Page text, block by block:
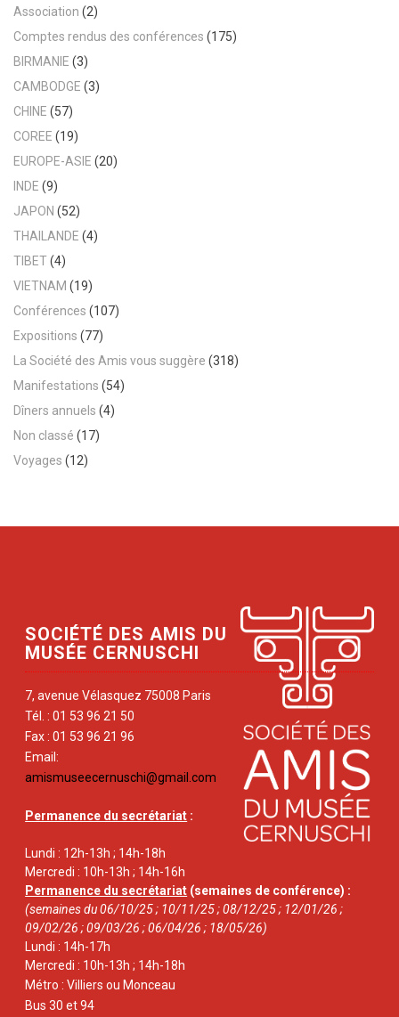
Association (2)
Comptes rendus des conférences (175)
BIRMANIE (3)
CAMBODGE (3)
CHINE (57)
COREE (19)
EUROPE-ASIE (20)
INDE (9)
JAPON (52)
THAILANDE (4)
TIBET(4)
VIETNAM (19)
Conférences (107)
Expositions (77)
La Société des Amis vous suggère (318)
Manifestations (54)
Dîners annuels (4)
Non classé (17)
Voyages (12)
SOCIÉTÉ DES AMIS DU
MUSÉE CERNUSCHI
7, avenue Vélasquez 75008 Paris
Tél. : 01 53 96 21 50
Fax : 01 53 96 21 96
Email:
amismuseecernuschi@gmail.com
Permanence du secrétariat :
Lundi : 12h-13h ; 14h-18h
Mercredi : 10h-13h ; 14h-16h
Permanence du secrétariat (semaines de conférence) :
(semaines du 06/10/25 ; 10/11/25 ; 08/12/25 ; 12/01/26 ;
09/02/26 ; 09/03/26 ; 06/04/26 ; 18/05/26)
Lundi : 14h-17h
Mercredi : 10h-13h ; 14h-18h
Métro : Villiers ou Monceau
Bus 30 et 94